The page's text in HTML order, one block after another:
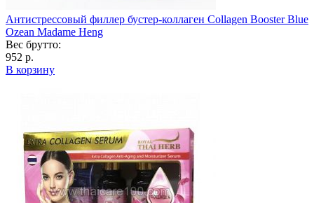
Антистрессовый филлер бустер-коллаген Collagen Booster Blue
Ozean Madame Heng
Вес брутто:
952 р.
В корзину